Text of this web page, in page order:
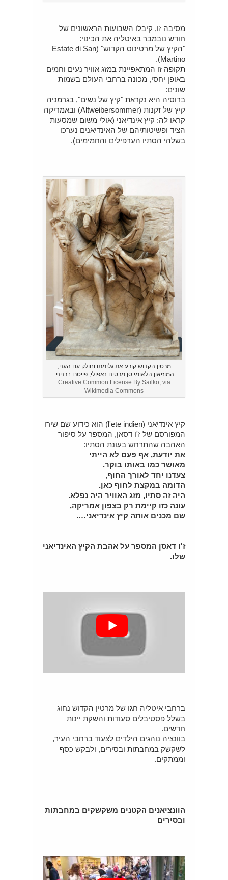
מסיבה זו, קיבלו השבועות הראשונים של
חודש נובמבר באיטליה את הכינוי:
"הקיץ של מרטינוס הקדוש" (Estate di San
Martino).
תקופה זו המתאפיינת במזג אוויר נעים וחמים
באופן יחסי, מכונה ברחבי העולם בשמות
שונים:
ברוסיה היא נקראת "קיץ של נשים", בגרמניה
קיץ של זקנות (Altweibersommer) ובאמריקה
קראו לה: קיץ אינדיאני (אולי משום שמסעות
הציד ופשיטותיהם של האינדיאנים נערכו
בשלהי הסתיו הערפילים והחמימים).
מרטין הקדוש קורע את גלימתו וחולק עם העני,
המוזיאון הלאומי סן מרטינו נאפולי, פייטרו ברניני.
Creative Common License By Sailko, via
Wikimedia Commons
קיץ אינדיאני (l'ete indien) הוא כידוע שם שירו
המפורסם של ז'ו דסאן, המספר על סיפור
האהבה שהתרחש בעונת הסתיו:
את יודעת, אף פעם לא הייתי
מאושר כמו באותו בוקר.
צעדנו יחד לאורך החוף,
הדומה במקצת לחוף כאן.
היה זה סתיו, מזג האוויר היה נפלא.
עונה כזו קיימת רק בצפון אמריקה,
שם מכנים אותה קיץ אינדיאני….
ז'ו דאסן המספר על אהבת הקיץ האינדיאני
שלו.
ברחבי איטליה חגו של מרטין הקדוש נחוג
בשלל פסטיבלים סעודות והשקת יינות
חדשים.
בוונציה נוהגים הילדים לצעוד ברחבי העיר,
לשקשק במחבתות ובסירים, ולבקש כסף
וממתקים.
הוונציאנים הקטנים משקשקים במחבתות
ובסירים